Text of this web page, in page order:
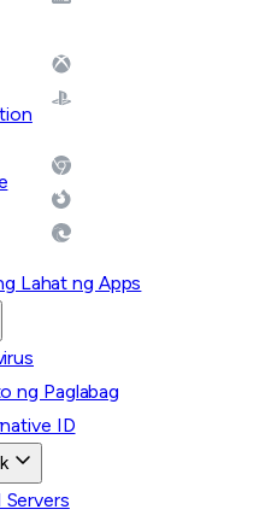
Lahat ng Apps
ng Paglabag
ID
Servers